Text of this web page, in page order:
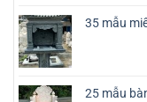
35 mẫu
25 mẫu